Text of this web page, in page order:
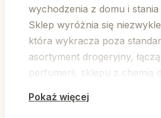
wychodzenia z domu i
Sklep wyróżnia się
która wykracza poza
asortyment drogeryjny,
perfumerii, sklepu z chemią
Pokaż więcej